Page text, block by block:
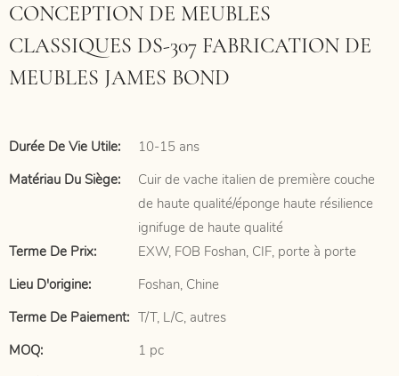
CONCEPTION DE MEUBLES
CLASSIQUES DS-307 FABRICATION DE
MEUBLES JAMES BOND
Durée De Vie Utile:
10-15 ans
Matériau Du Siège:
Cuir de vache italien de première couche
de haute qualité/éponge haute résilience
ignifuge de haute qualité
Terme De Prix:
EXW, FOB Foshan, CIF, porte à porte
Lieu D'origine:
Foshan, Chine
Terme De Paiement: T/T, L/C, autres
MOQ:
1 pc